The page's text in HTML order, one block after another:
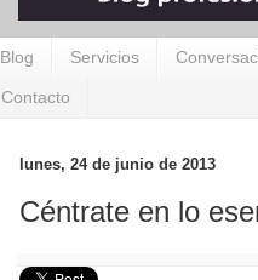
Blog Servicios
Contacto
lunes, 24 de junio de 2013
Céntrate en lo